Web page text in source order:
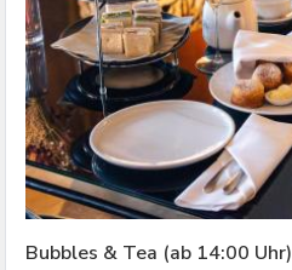
Bubbles & Tea (ab 14:00 Uhr)